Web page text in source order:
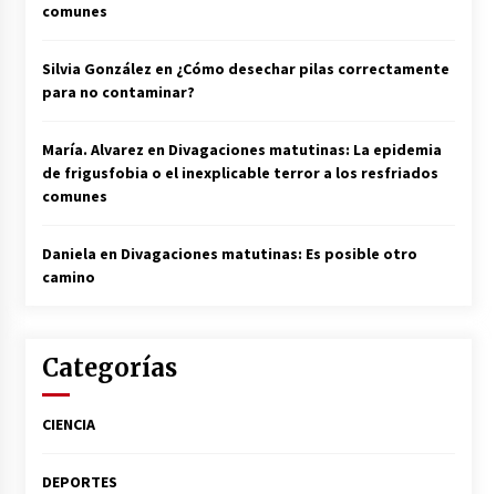
comunes
Silvia González en ¿Cómo desechar pilas correctamente
para no contaminar?
María. Alvarez en Divagaciones matutinas: La epidemia
de frigusfobia o el inexplicable terror a los resfriados
comunes
Daniela en Divagaciones matutinas: Es posible otro
camino
Categorías
CIENCIA
DEPORTES